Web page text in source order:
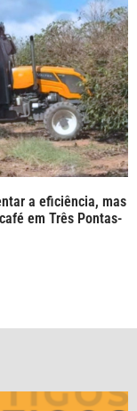
a eficiência, mas
em Três Pontas-